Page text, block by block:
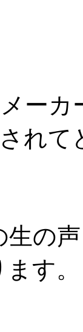
ーカ
れて
生の
す。